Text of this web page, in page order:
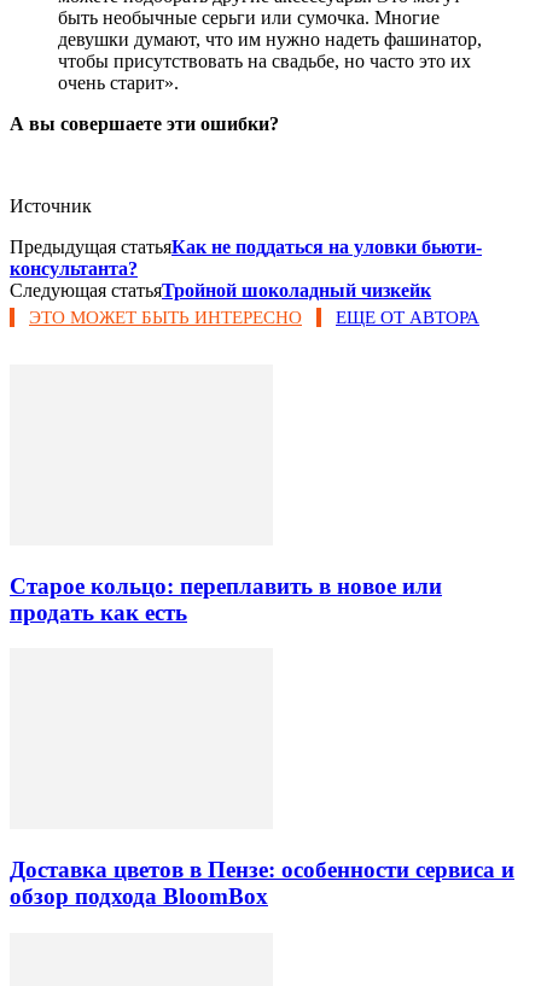
быть необычные серьги или сумочка. Многие
девушки думают, что им нужно надеть фашинатор,
чтобы присутствовать на свадьбе, но часто это их
очень старит».
А вы совершаете эти ошибки?
Источник
Предыдущая статьяКак не поддаться на уловки бьюти-
консультанта?
Следующая статьяТройной шоколадный чизкейк
ЭТО МОЖЕТ БЫТЬ ИНТЕРЕСНО ЕЩЕ ОТ АВТОРА
Старое кольцо: переплавить в новое или
продать как есть
Доставка цветов в Пензе: особенности сервиса и
обзор подхода BloomBox